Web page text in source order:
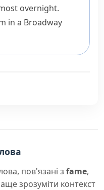
overnight.
in a Broadway
пов'язані з fame,
зрозуміти контекст